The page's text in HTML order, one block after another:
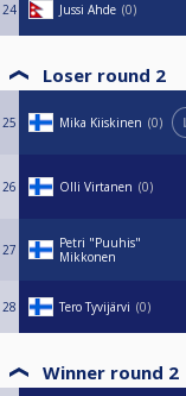
24 Jussi Ahde 0
Loser round 2
25 Mika Kiiskinen 0
26 Olli Virtanen 0
27
Petri "Puuhis"
Mikkonen
28 Tero Tyvijärvi 0
Winner round 2